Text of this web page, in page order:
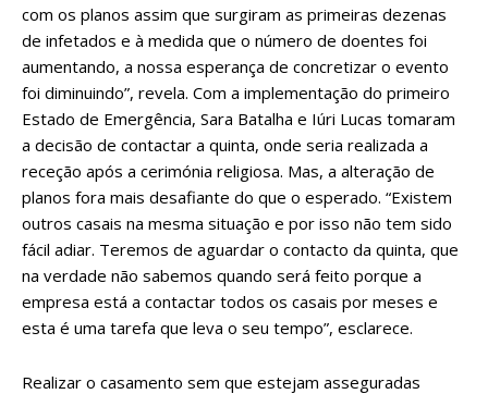
com os planos assim que surgiram as primeiras dezenas
de infetados e à medida que o número de doentes foi
aumentando, a nossa esperança de concretizar o evento
foi diminuindo”, revela. Com a implementação do primeiro
Estado de Emergência, Sara Batalha e Iúri Lucas tomaram
a decisão de contactar a quinta, onde seria realizada a
receção após a cerimónia religiosa. Mas, a alteração de
planos fora mais desafiante do que o esperado. “Existem
outros casais na mesma situação e por isso não tem sido
fácil adiar. Teremos de aguardar o contacto da quinta, que
na verdade não sabemos quando será feito porque a
empresa está a contactar todos os casais por meses e
esta é uma tarefa que leva o seu tempo”, esclarece.
Realizar o casamento sem que estejam asseguradas